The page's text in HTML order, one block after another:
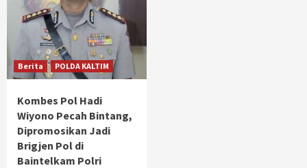
Berita POLDA KALTIM
Kombes Pol Hadi
Wiyono Pecah Bintang,
Dipromosikan Jadi
Brigjen Pol di
Baintelkam Polri